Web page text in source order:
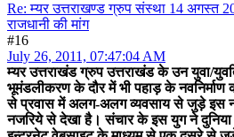
Re: म्यर उत्तराखण्ड ग्रुप संस्था 14 अगस्त
राजधानी की मांग
#16
July 26, 2011, 07:47:04 AM
म्यर उत्तराखंड ग्रुप उत्तराखंड के उन युवा/
भूमंडलीकरण के दौर में भी पहाड़ के नवनिर्माण
से प्रवास में अलग-अलग व्यवसाय से जुड़े इस
नजरिये से देखा है। संचार के इस युग ने दुनिया